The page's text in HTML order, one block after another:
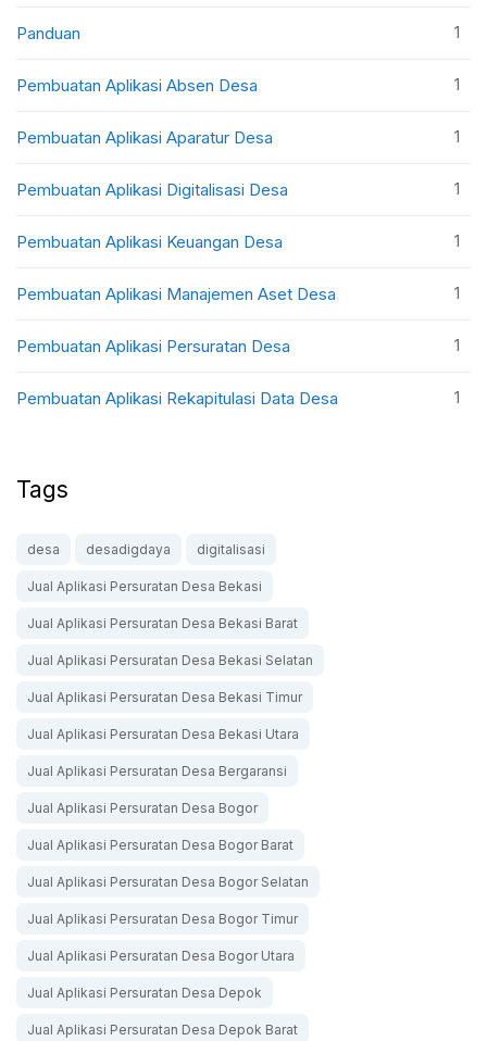
Panduan 1
Pembuatan Aplikasi Absen Desa 1
Pembuatan Aplikasi Aparatur Desa 1
Pembuatan Aplikasi Digitalisasi Desa 1
Pembuatan Aplikasi Keuangan Desa 1
Pembuatan Aplikasi Manajemen Aset Desa 1
Pembuatan Aplikasi Persuratan Desa 1
Pembuatan Aplikasi Rekapitulasi Data Desa 1
Tags
desa desadigdaya digitalisasi
Jual Aplikasi Persuratan Desa Bekasi
Jual Aplikasi Persuratan Desa Bekasi Barat
Jual Aplikasi Persuratan Desa Bekasi Selatan
Jual Aplikasi Persuratan Desa Bekasi Timur
Jual Aplikasi Persuratan Desa Bekasi Utara
Jual Aplikasi Persuratan Desa Bergaransi
Jual Aplikasi Persuratan Desa Bogor
Jual Aplikasi Persuratan Desa Bogor Barat
Jual Aplikasi Persuratan Desa Bogor Selatan
Jual Aplikasi Persuratan Desa Bogor Timur
Jual Aplikasi Persuratan Desa Bogor Utara
Jual Aplikasi Persuratan Desa Depok
Jual Aplikasi Persuratan Desa Depok Barat